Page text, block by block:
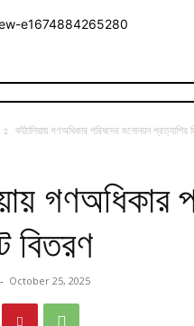
কাঁঠালিয়ায় গণঅধিকার পরিষদের মনোনয়ন প্রত্যাশির
গণঅধিকার
বিতরণ
- October 25, 2025